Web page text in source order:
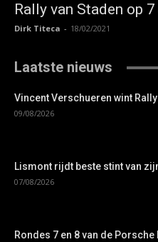
Rally van Staden op
Dirk Titeca - 18/02/2021
Laatste nieuws
Vincent Verschueren wint
09/08/2026
Lismont rijdt beste stint van
07/08/2026
Rondes 7 en 8 van de Porsche